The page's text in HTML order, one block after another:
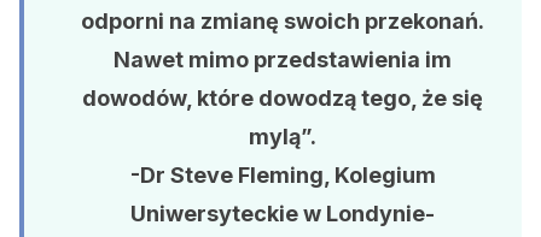
odporni na zmianę swoich przekonań.
Nawet mimo przedstawienia im
dowodów, które dowodzą tego, że się
mylą”.
-Dr Steve Fleming, Kolegium
Uniwersyteckie w Londynie-